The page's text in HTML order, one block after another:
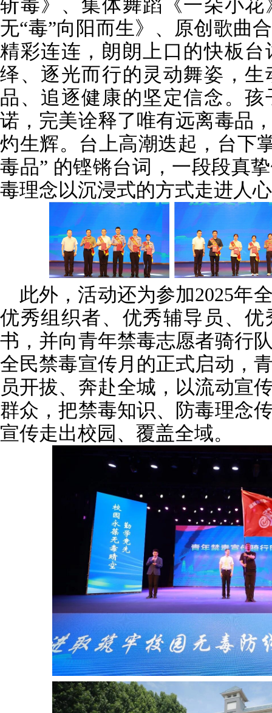
斩毒》、集体舞蹈《一朵小
无“毒”向阳而生》、原创歌曲
精彩连连，朗朗上口的快板
绎、逐光而行的灵动舞姿，
品、追逐健康的坚定信念。
诺，完美诠释了唯有远离毒品
灼生辉。台上高潮迭起，台下
毒品” 的铿锵台词，一段段真
毒理念以沉浸式的方式走进人
此外，活动还为参加2025年
优秀组织者、优秀辅导员、
书，并向青年禁毒志愿者骑行
全民禁毒宣传月的正式启动，
员开拔、奔赴全城，以流动宣
群众，把禁毒知识、防毒理念
宣传走出校园、覆盖全域。